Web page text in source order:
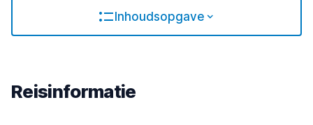
Inhoudsopgave
Reisinformatie